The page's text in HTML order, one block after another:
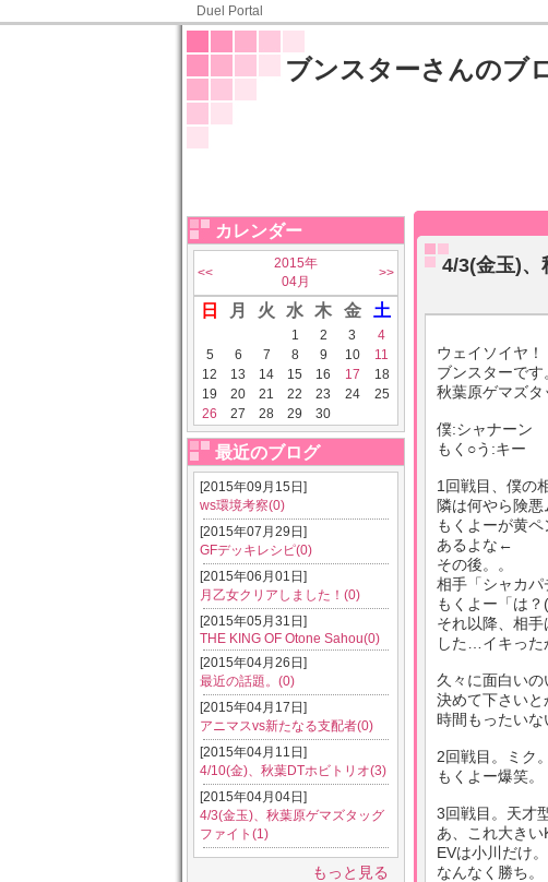
Duel Portal
ブンスターさんのブ
カレンダー
<<
2015年
04月
>>
日 月 火 水 木 金 土
1 2 3
4
5
6 7 8 9 10
11
12
13 14 15 16 17
18
19
20 21 22 23 24
25
26
27 28 29 30
最近のブログ
[2015年09月15日]
ws環境考察(0)
[2015年07月29日]
GFデッキレシピ(0)
[2015年06月01日]
月乙女クリアしました！(0)
[2015年05月31日]
THE KING OF Otone Sahou(0)
[2015年04月26日]
最近の話題。(0)
[2015年04月17日]
アニマスvs新たなる支配者(0)
[2015年04月11日]
4/10(金)、秋葉DTホビトリオ(3)
[2015年04月04日]
4/3(金玉)、秋葉原ゲマズタッグ
ファイト(1)
もっと見る
4/3(金玉)、
ウェイソイヤ！
ブンスターです
秋葉原ゲマズ
僕:シャナーン
もく○う:キー
1回戦目、僕の
隣は何やら険悪
もくよーが黄
あるよな←
その後。。
相手「シャカパ
もくよー「は？(
それ以降、相
した…イキっ
久々に面白い
決めて下さいと
時間もったいな
2回戦目。ミク
もくよー爆笑。
3回戦目。天才
あ、これ大き
EVは小川だけ
なんなく勝ち。